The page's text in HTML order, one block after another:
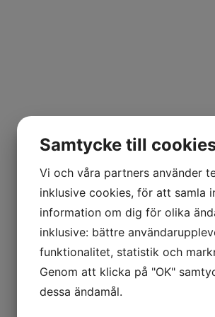
Vi är
Topciment i
Mellansverige
Samtycke till
Vi och våra partners använder
inklusive cookies, för att samla
information om dig för olika
inklusive: bättre
funktionalitet, statistik och
Genom att klicka på "OK"
dessa ändamål.